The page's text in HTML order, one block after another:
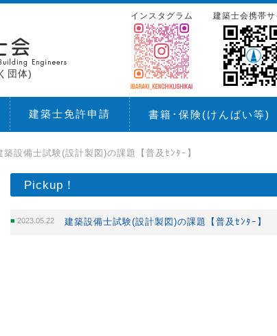
団体)
建築士会携帯サ
インスタグラム
建築士免許申請 書籍･保険(けんばい等)
築設備士試験(設計製図)の課題【普及ｾﾝﾀｰ】
Pickup！
2023.05.22 建築設備士試験(設計製図)の課題【普及ｾﾝﾀｰ】